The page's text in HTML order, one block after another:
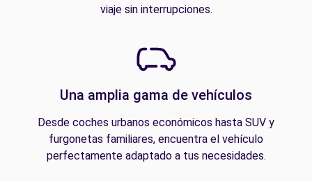
viaje sin interrupciones.
Una amplia gama de vehículos
Desde coches urbanos económicos hasta SUV y
furgonetas familiares, encuentra el vehículo
perfectamente adaptado a tus necesidades.